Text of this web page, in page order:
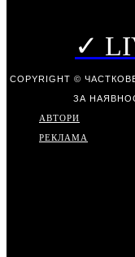
✓
COPYRIGHT ©
ЗА
АВТОРИ
РЕКЛАМА